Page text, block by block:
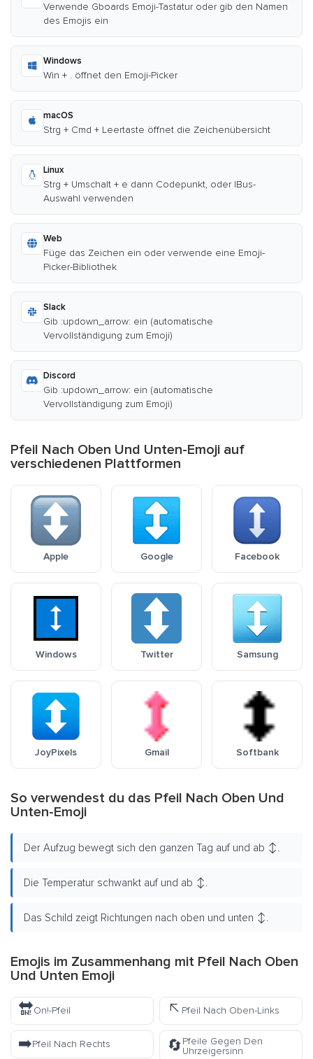
Verwende Gboards Emoji-Tastatur oder gib den Namen
des Emojis ein
Windows
Win + . öffnet den Emoji-Picker
macOS
Strg + Cmd + Leertaste öffnet die Zeichenübersicht
Linux
Strg + Umschalt + e dann Codepunkt, oder IBus-
Auswahl verwenden
Web
Füge das Zeichen ein oder verwende eine Emoji-
Picker-Bibliothek
Slack
Gib :updown_arrow: ein (automatische
Vervollständigung zum Emoji)
Discord
Gib :updown_arrow: ein (automatische
Vervollständigung zum Emoji)
Pfeil Nach Oben Und Unten-Emoji auf
verschiedenen Plattformen
Apple Google Facebook
Windows Twitter Samsung
JoyPixels Gmail Softbank
So verwendest du das Pfeil Nach Oben Und
Unten-Emoji
Der Aufzug bewegt sich den ganzen Tag auf und ab ↕️.
Die Temperatur schwankt auf und ab ↕️.
Das Schild zeigt Richtungen nach oben und unten ↕️.
Emojis im Zusammenhang mit Pfeil Nach Oben
Und Unten Emoji
🔛On!-Pfeil ↖️ Pfeil Nach Oben-Links
➡️Pfeil Nach Rechts 🔄Pfeile Gegen Den
Uhrzeigersinn